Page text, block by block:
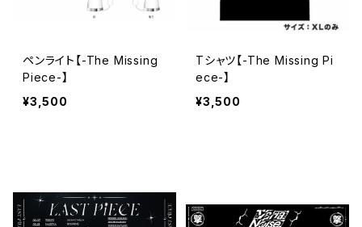
ペンライト【-The Missing
Piece-】
¥3,500
Tシャツ【-The Missing Pi
ece-】
¥3,500